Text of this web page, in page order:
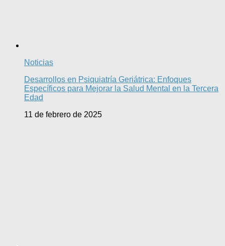
Noticias
Desarrollos en Psiquiatría Geriátrica: Enfoques
Específicos para Mejorar la Salud Mental en la Tercera
Edad
11 de febrero de 2025